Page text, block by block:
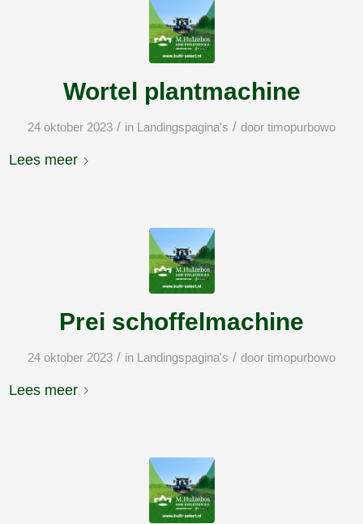
Wortel plantmachine
24 oktober 2023 / in Landingspagina's / door timopurbowo
Lees meer
Prei schoffelmachine
24 oktober 2023 / in Landingspagina's / door timopurbowo
Lees meer